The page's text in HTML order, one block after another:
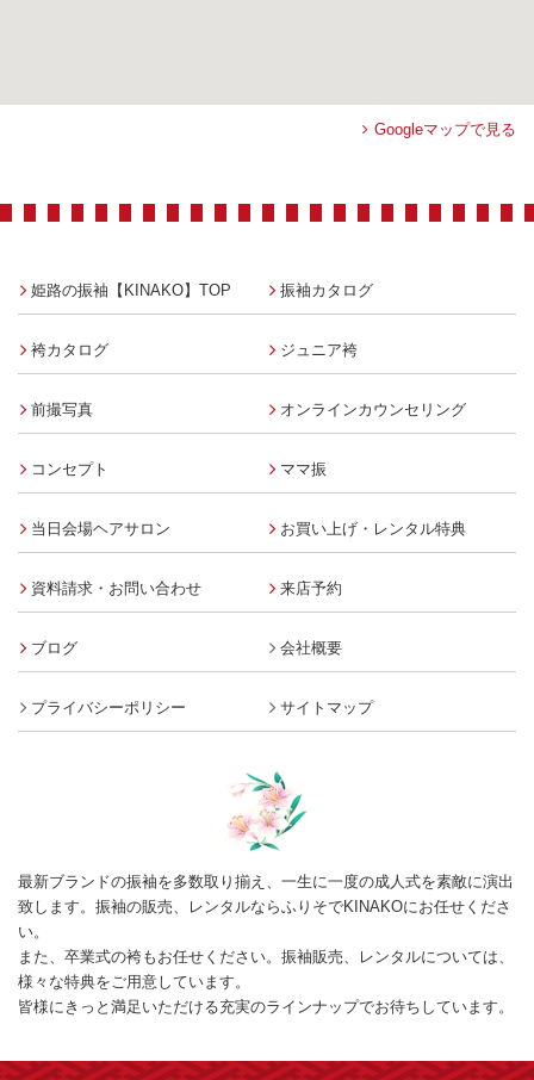
Googleマップで見る
姫路の振袖【KINAKO】TOP 振袖カタログ
袴カタログ ジュニア袴
前撮写真 オンラインカウンセリング
コンセプト ママ振
当日会場ヘアサロン お買い上げ・レンタル特典
資料請求・お問い合わせ 来店予約
ブログ 会社概要
プライバシーポリシー サイトマップ
最新ブランドの振袖を多数取り揃え、一生に一度の成人式を素敵に演出
致します。振袖の販売、レンタルならふりそでKINAKOにお任せくださ
い。
また、卒業式の袴もお任せください。振袖販売、レンタルについては、
様々な特典をご用意しています。
皆様にきっと満足いただける充実のラインナップでお待ちしています。